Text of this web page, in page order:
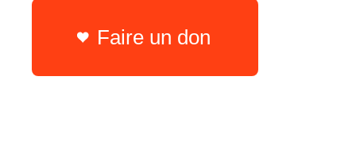
Faire un don